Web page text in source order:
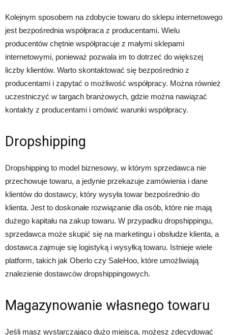
Kolejnym sposobem na zdobycie towaru do sklepu internetowego
jest bezpośrednia współpraca z producentami. Wielu
producentów chętnie współpracuje z małymi sklepami
internetowymi, ponieważ pozwala im to dotrzeć do większej
liczby klientów. Warto skontaktować się bezpośrednio z
producentami i zapytać o możliwość współpracy. Można również
uczestniczyć w targach branżowych, gdzie można nawiązać
kontakty z producentami i omówić warunki współpracy.
Dropshipping
Dropshipping to model biznesowy, w którym sprzedawca nie
przechowuje towaru, a jedynie przekazuje zamówienia i dane
klientów do dostawcy, który wysyła towar bezpośrednio do
klienta. Jest to doskonałe rozwiązanie dla osób, które nie mają
dużego kapitału na zakup towaru. W przypadku dropshippingu,
sprzedawca może skupić się na marketingu i obsłudze klienta, a
dostawca zajmuje się logistyką i wysyłką towaru. Istnieje wiele
platform, takich jak Oberlo czy SaleHoo, które umożliwiają
znalezienie dostawców dropshippingowych.
Magazynowanie własnego towaru
Jeśli masz wystarczająco dużo miejsca, możesz zdecydować